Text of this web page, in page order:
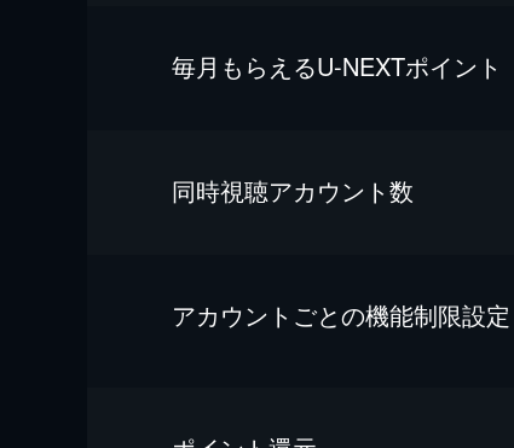
毎⽉もらえるU-NEXTポイント
同時視聴アカウント数
アカウントごとの機能制限設定